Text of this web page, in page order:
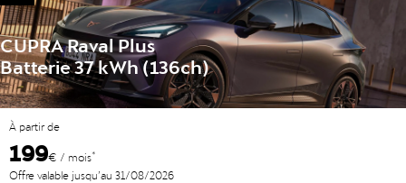
CUPRA Raval Plus
Batterie 37 kWh (136ch)
À partir de
199€ / mois*
Offre valable jusqu’au 31/08/2026